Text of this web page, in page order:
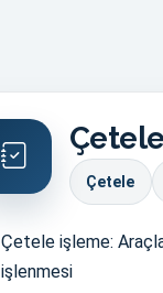
Çetele
Çetele işleme:
işlenmesi